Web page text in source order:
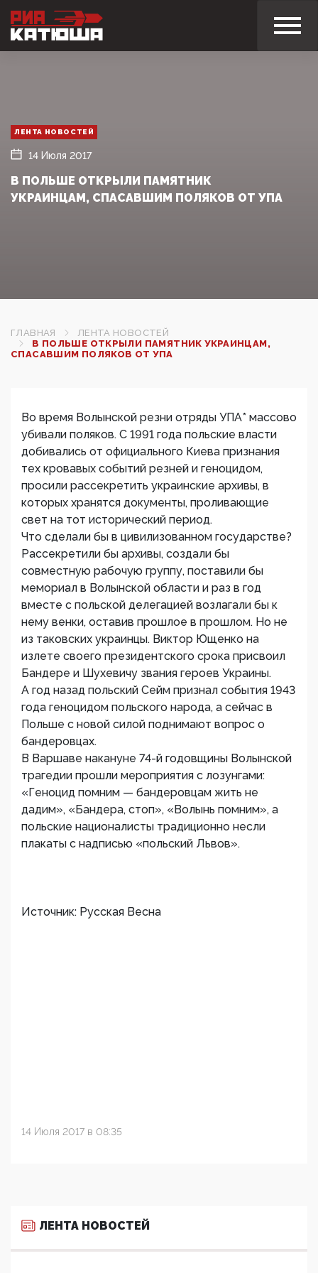
ЛЕНТА НОВОСТЕЙ
14 Июля 2017
В ПОЛЬШЕ ОТКРЫЛИ ПАМЯТНИК
УКРАИНЦАМ, СПАСАВШИМ ПОЛЯКОВ ОТ УПА
ГЛАВНАЯ
ЛЕНТА НОВОСТЕЙ
В ПОЛЬШЕ ОТКРЫЛИ ПАМЯТНИК УКРАИНЦАМ,
СПАСАВШИМ ПОЛЯКОВ ОТ УПА
Во время Волынской резни отряды УПА* массово
убивали поляков. С 1991 года польские власти
добивались от официального Киева признания
тех кровавых событий резней и геноцидом,
просили рассекретить украинские архивы, в
которых хранятся документы, проливающие
свет на тот исторический период.
Что сделали бы в цивилизованном государстве?
Рассекретили бы архивы, создали бы
совместную рабочую группу, поставили бы
мемориал в Волынской области и раз в год
вместе с польской делегацией возлагали бы к
нему венки, оставив прошлое в прошлом. Но не
из таковских украинцы. Виктор Ющенко на
излете своего президентского срока присвоил
Бандере и Шухевичу звания героев Украины.
А год назад польский Сейм признал события 1943
года геноцидом польского народа, а сейчас в
Польше с новой силой поднимают вопрос о
бандеровцах.
В Варшаве накануне 74-й годовщины Волынской
трагедии прошли мероприятия с лозунгами:
«Геноцид помним — бандеровцам жить не
дадим», «Бандера, стоп», «Волынь помним», а
польские националисты традиционно несли
плакаты с надписью «польский Львов».
Источник: Русская Весна
14 Июля 2017 в 08:35
ЛЕНТА НОВОСТЕЙ